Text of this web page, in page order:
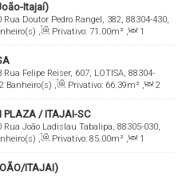
Itajaí)
Rua Doutor Pedro Rangel, 382, 88304-430,
Brasil
, Privativo: 71 .00m² ,
1
71.00m² , 1 Vaga(s) ,
Útil:
Rua Felipe Reiser, 607, LOTISA, 88304-
Catarina, Brasil
Banheiro(s) , Privativo: 66.39m² ,
2
66.39m² , 1 ~ 2 Vaga(s) ,
2m
.39m²
PLAZA / ITAJAI-SC
Rua João Ladislau Tabalipa, 88305-030,
Brasil
, Privativo: 85.00m² ,
1
85.00m² , Útil: 85.00m²
ITAJAI)